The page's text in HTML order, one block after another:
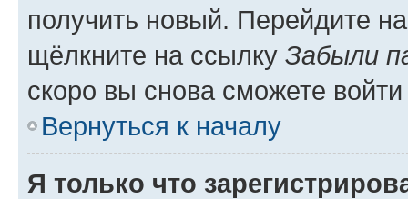
получить новый. Перейдите
щёлкните на ссылку Забыли
скоро вы снова сможете
Вернуться к началу
Я только что